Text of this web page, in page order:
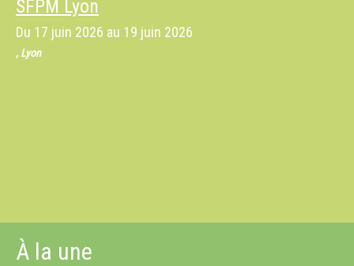
SFPM Lyon
Du 17 juin 2026 au 19 juin 2026
, Lyon
À la une